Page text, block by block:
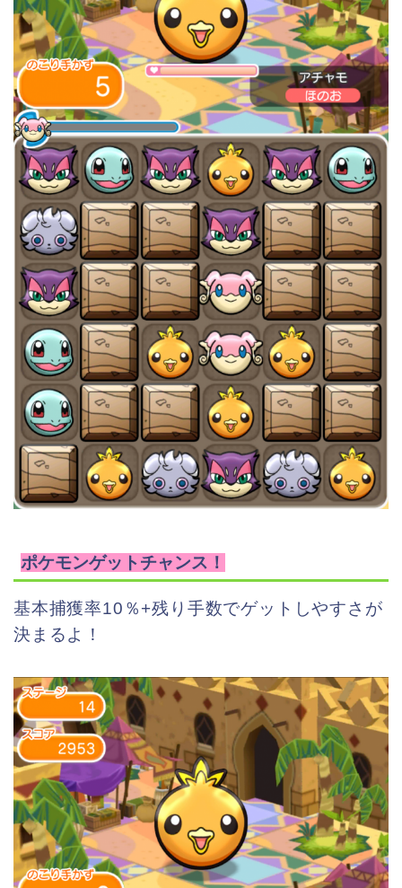
ポケモンゲットチャンス！
基本捕獲率10％+残り手数でゲットしやすさが
決まるよ！